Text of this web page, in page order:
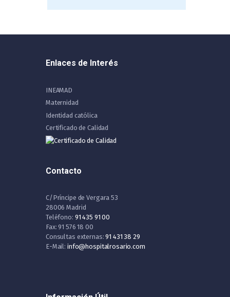
Enlaces de Interés
INEAMAD
Maternidad
Identidad católica
Certificado de Calidad
Contacto
C/Príncipe de Vergara 53
28006 Madrid
Teléfono: 91 435 91 00
Fax: 91 576 18 00
Consultas externas:91 431 38 29
E-Mail: info@hospitalrosario.com